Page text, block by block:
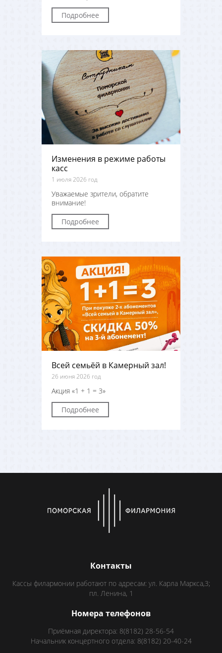
Подробнее
Изменения в режиме работы
касс
1 июля 2026 год
Уважаемые зрители, обратите
внимание!
Подробнее
Всей семьёй в Камерный зал!
26 июня 2026 год
Акция «1 + 1 = 3»
Подробнее
Контакты
Кассы филармонии работают по адресам: ул. Карла Маркса,3;
пл. Ленина, 1
Номера телефонов
Приёмная директора: 8(8182) 28-56-54
Начальник концертного отдела: 8(8182) 20-40-24